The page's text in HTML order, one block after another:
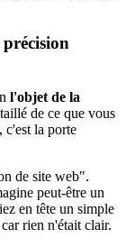
l'objet de la
de ce que vous
c'est la porte
de site web".
peut-être un
en tête un simple
rien n'était clair.